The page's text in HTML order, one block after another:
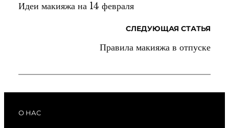
Идеи макияжа на 14 февраля
СЛЕДУЮЩАЯ СТАТЬЯ
Правила макияжа в отпуске
О НАС